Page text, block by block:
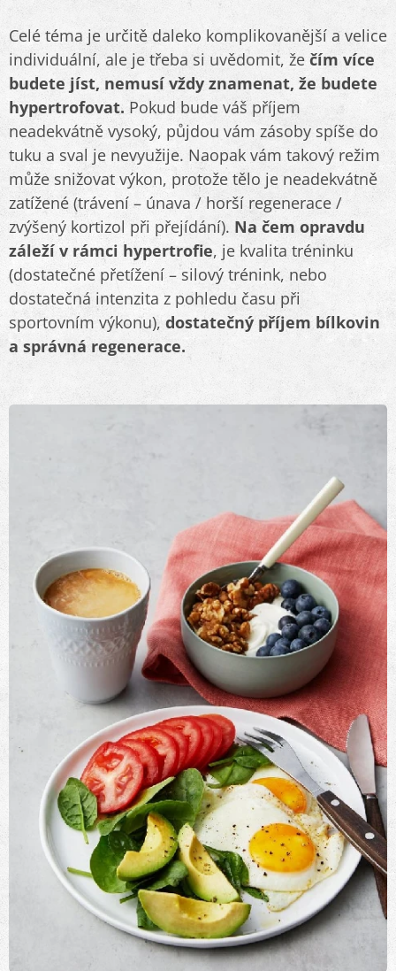
Celé téma je určitě daleko komplikovanější a velice
individuální, ale je třeba si uvědomit, že čím více
budete jíst, nemusí vždy znamenat, že budete
hypertrofovat. Pokud bude váš příjem
neadekvátně vysoký, půjdou vám zásoby spíše do
tuku a sval je nevyužije. Naopak vám takový režim
může snižovat výkon, protože tělo je neadekvátně
zatížené (trávení – únava / horší regenerace /
zvýšený kortizol při přejídání). Na čem opravdu
záleží v rámci hypertrofie, je kvalita tréninku
(dostatečné přetížení – silový trénink, nebo
dostatečná intenzita z pohledu času při
sportovním výkonu), dostatečný příjem bílkovin
a správná regenerace.